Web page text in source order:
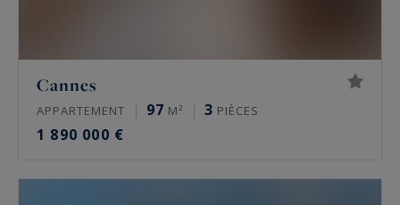
Cannes
APPARTEMENT 97 M² 3 PIÈCES
1 890 000 €